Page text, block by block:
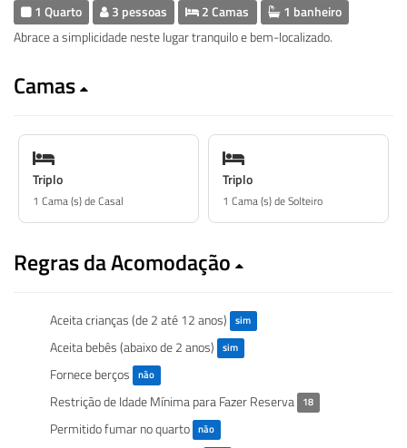
1 Quarto 3 pessoas 2 Camas 1 banheiro
Abrace a simplicidade neste lugar tranquilo e bem-localizado.
Camas
Triplo
1 Cama (s) de Casal
Triplo
1 Cama (s) de Solteiro
Regras da Acomodação
Aceita crianças (de 2 até 12 anos) sim
Aceita bebês (abaixo de 2 anos) sim
Fornece berços não
Restrição de Idade Mínima para Fazer Reserva 18
Permitido fumar no quarto não